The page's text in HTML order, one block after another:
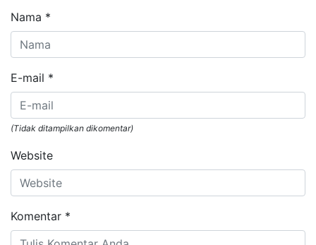
Nama *
E-mail *
(Tidak ditampilkan dikomentar)
Website
Komentar *